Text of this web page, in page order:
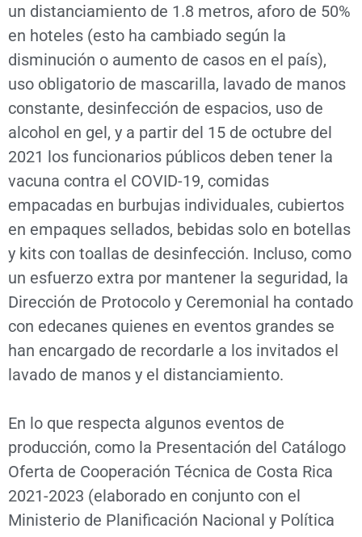
un distanciamiento de 1.8 metros, aforo de 50%
en hoteles (esto ha cambiado según la
disminución o aumento de casos en el país),
uso obligatorio de mascarilla, lavado de manos
constante, desinfección de espacios, uso de
alcohol en gel, y a partir del 15 de octubre del
2021 los funcionarios públicos deben tener la
vacuna contra el COVID-19, comidas
empacadas en burbujas individuales, cubiertos
en empaques sellados, bebidas solo en botellas
y kits con toallas de desinfección. Incluso, como
un esfuerzo extra por mantener la seguridad, la
Dirección de Protocolo y Ceremonial ha contado
con edecanes quienes en eventos grandes se
han encargado de recordarle a los invitados el
lavado de manos y el distanciamiento.
En lo que respecta algunos eventos de
producción, como la Presentación del Catálogo
Oferta de Cooperación Técnica de Costa Rica
2021-2023 (elaborado en conjunto con el
Ministerio de Planificación Nacional y Política